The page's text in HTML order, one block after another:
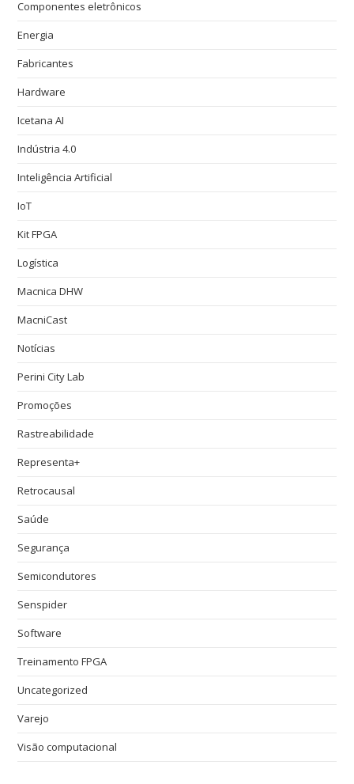
Componentes eletrônicos
Energia
Fabricantes
Hardware
Icetana AI
Indústria 4.0
Inteligência Artificial
IoT
Kit FPGA
Logística
Macnica DHW
MacniCast
Notícias
Perini City Lab
Promoções
Rastreabilidade
Representa+
Retrocausal
Saúde
Segurança
Semicondutores
Senspider
Software
Treinamento FPGA
Uncategorized
Varejo
Visão computacional